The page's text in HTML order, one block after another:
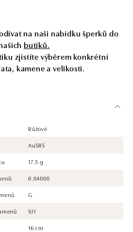
na naši nabídku šperků do
butiků.
zjistíte výběrem konkrétní
kamene a velikosti.
Růžové
Au585
17.5 g
0.04000
G
SI1
16 cm